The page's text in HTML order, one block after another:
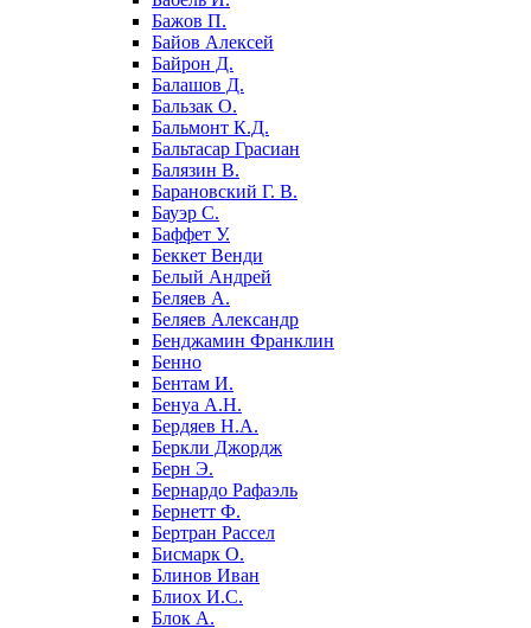
Бажов П.
Байов Алексей
Байрон Д.
Балашов Д.
Бальзак О.
Бальмонт К.Д.
Бальтасар Грасиан
Балязин В.
Барановский Г. В.
Бауэр С.
Баффет У.
Беккет Венди
Белый Андрей
Беляев А.
Беляев Александр
Бенджамин Франклин
Бенно
Бентам И.
Бенуа А.Н.
Бердяев Н.А.
Беркли Джордж
Берн Э.
Бернардо Рафаэль
Бернетт Ф.
Бертран Рассел
Бисмарк О.
Блинов Иван
Блиох И.С.
Блок А.